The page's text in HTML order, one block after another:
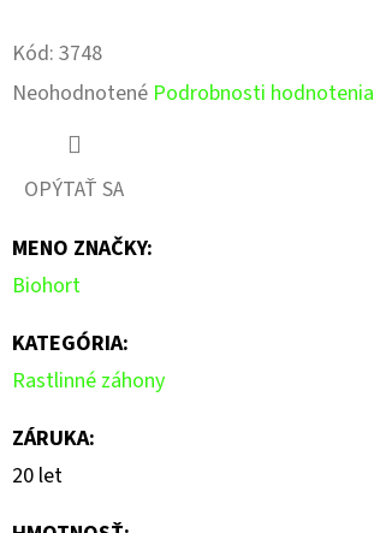
Kód: 3748
Priemerné
hodnotenie
produktu
0,0
z
5
hviezdičiek.
Neohodnotené Podrobnosti hodnotenia
OPÝTAŤ SA
MENO ZNAČKY:
Biohort
KATEGÓRIA:
Rastlinné záhony
ZÁRUKA:
20 let